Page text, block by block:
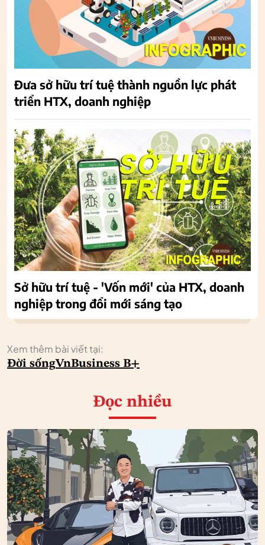
Đưa sở hữu trí tuệ thành nguồn lực phát
triển HTX, doanh nghiệp
Sở hữu trí tuệ - 'Vốn mới' của HTX, doanh
nghiệp trong đổi mới sáng tạo
Xem thêm bài viết tại:
Đời sốngVnBusiness B+
Đọc nhiều